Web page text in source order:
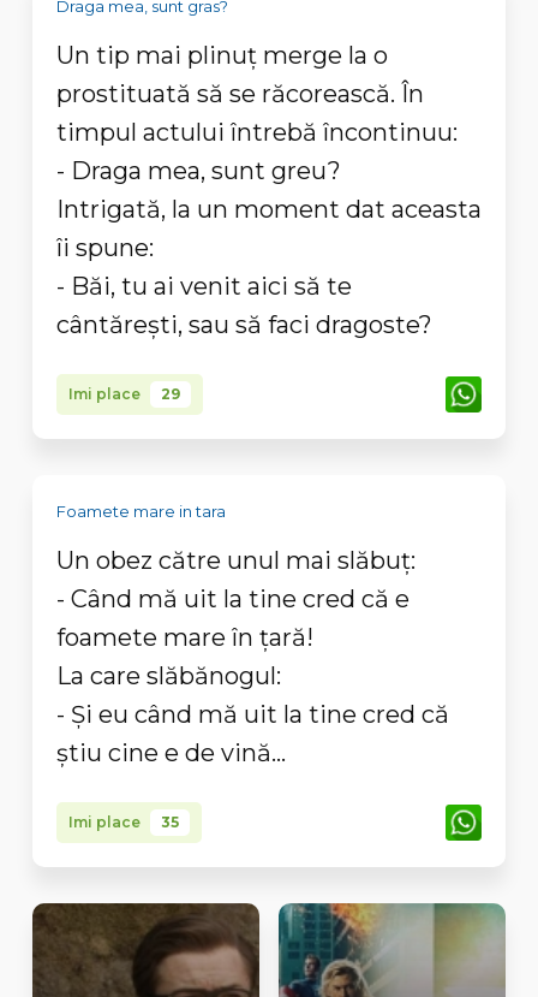
Draga mea, sunt gras?
Un tip mai plinuț merge la o
prostituată să se răcorească. În
timpul actului întrebă încontinuu:
- Draga mea, sunt greu?
Intrigată, la un moment dat aceasta
îi spune:
- Băi, tu ai venit aici să te
cântărești, sau să faci dragoste?
Imi place 29
Foamete mare in tara
Un obez către unul mai slăbuţ:
- Când mă uit la tine cred că e
foamete mare în ţară!
La care slăbănogul:
- Şi eu când mă uit la tine cred că
ştiu cine e de vină...
Imi place 35